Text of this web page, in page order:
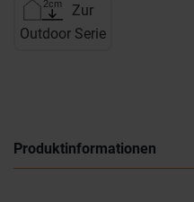
Zur
Outdoor Serie
Produktinformationen